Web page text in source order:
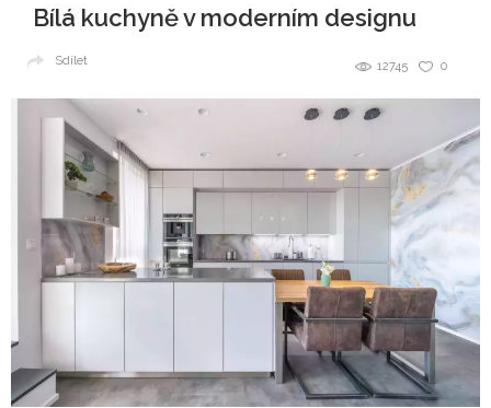
Bílá kuchyně v moderním designu
0
12745
Sdílet